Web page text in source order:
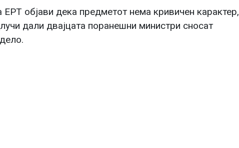
ЕРТ објави дека предметот нема кривичен карактер,
дали двајцата поранешни министри сносат